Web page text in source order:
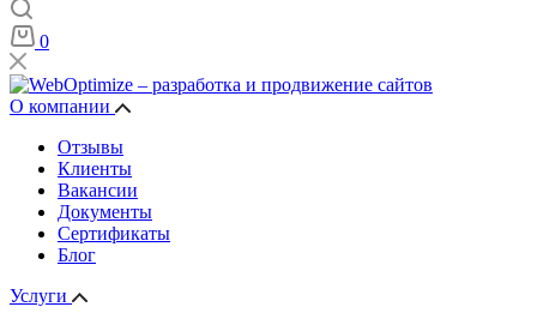
0
О компании
Отзывы
Клиенты
Вакансии
Документы
Сертификаты
Блог
Услуги